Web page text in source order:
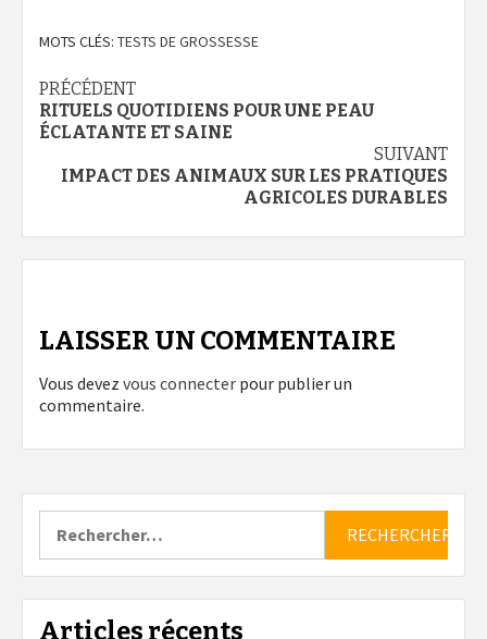
MOTS CLÉS: TESTS DE GROSSESSE
Navigation
d’article
PRÉCÉDENT
RITUELS QUOTIDIENS POUR UNE PEAU
ÉCLATANTE ET SAINE
SUIVANT
IMPACT DES ANIMAUX SUR LES PRATIQUES
AGRICOLES DURABLES
LAISSER UN COMMENTAIRE
Vous devez vous connecter pour publier un
commentaire.
Articles récents